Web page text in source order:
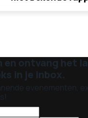
en ontvang het
in je inbox.
evenementen,